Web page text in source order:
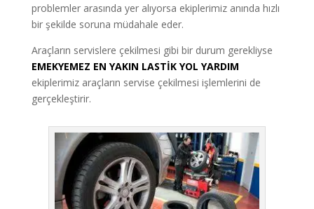
problemler arasında yer alıyorsa ekiplerimiz anında hızlı
bir şekilde soruna müdahale eder.
Araçların servislere çekilmesi gibi bir durum gerekliyse
EMEKYEMEZ EN YAKIN LASTİK YOL YARDIM
ekiplerimiz araçların servise çekilmesi işlemlerini de
gerçekleştirir.